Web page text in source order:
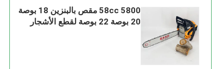
5800 58cc مقص بالبنزين 18 بوصة
20 بوصة 22 بوصة لقطع الأشجار